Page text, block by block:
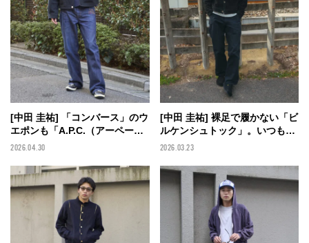
[中田 圭祐] 「コンバース」のウ
エポンも「A.P.C.（アーペーセ
ー）」の特別なデニムもエイジ
人スニーカースタイルで。【メ
ンズノンノモデルの私服スナッ
プ】
2026.04.30
[中田 圭祐] 裸足で履かない「ビ
ルケンシュトック」。いつもの
黒コーデをちょっぴり大人に
ノモデルの私服スナップ】
2026.03.23